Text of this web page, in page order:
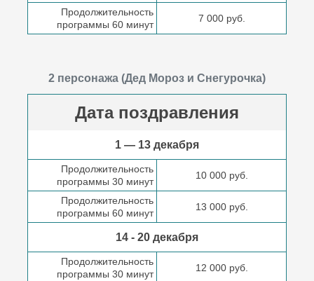
Продолжительность
программы 60 минут
7 000 руб.
2 персонажа (Дед Мороз и Снегурочка)
Дата поздравления
1 — 13 декабря
Продолжительность
программы 30 минут
10 000 руб.
Продолжительность
программы 60 минут
13 000 руб.
14 - 20 декабря
Продолжительность
программы 30 минут
12 000 руб.